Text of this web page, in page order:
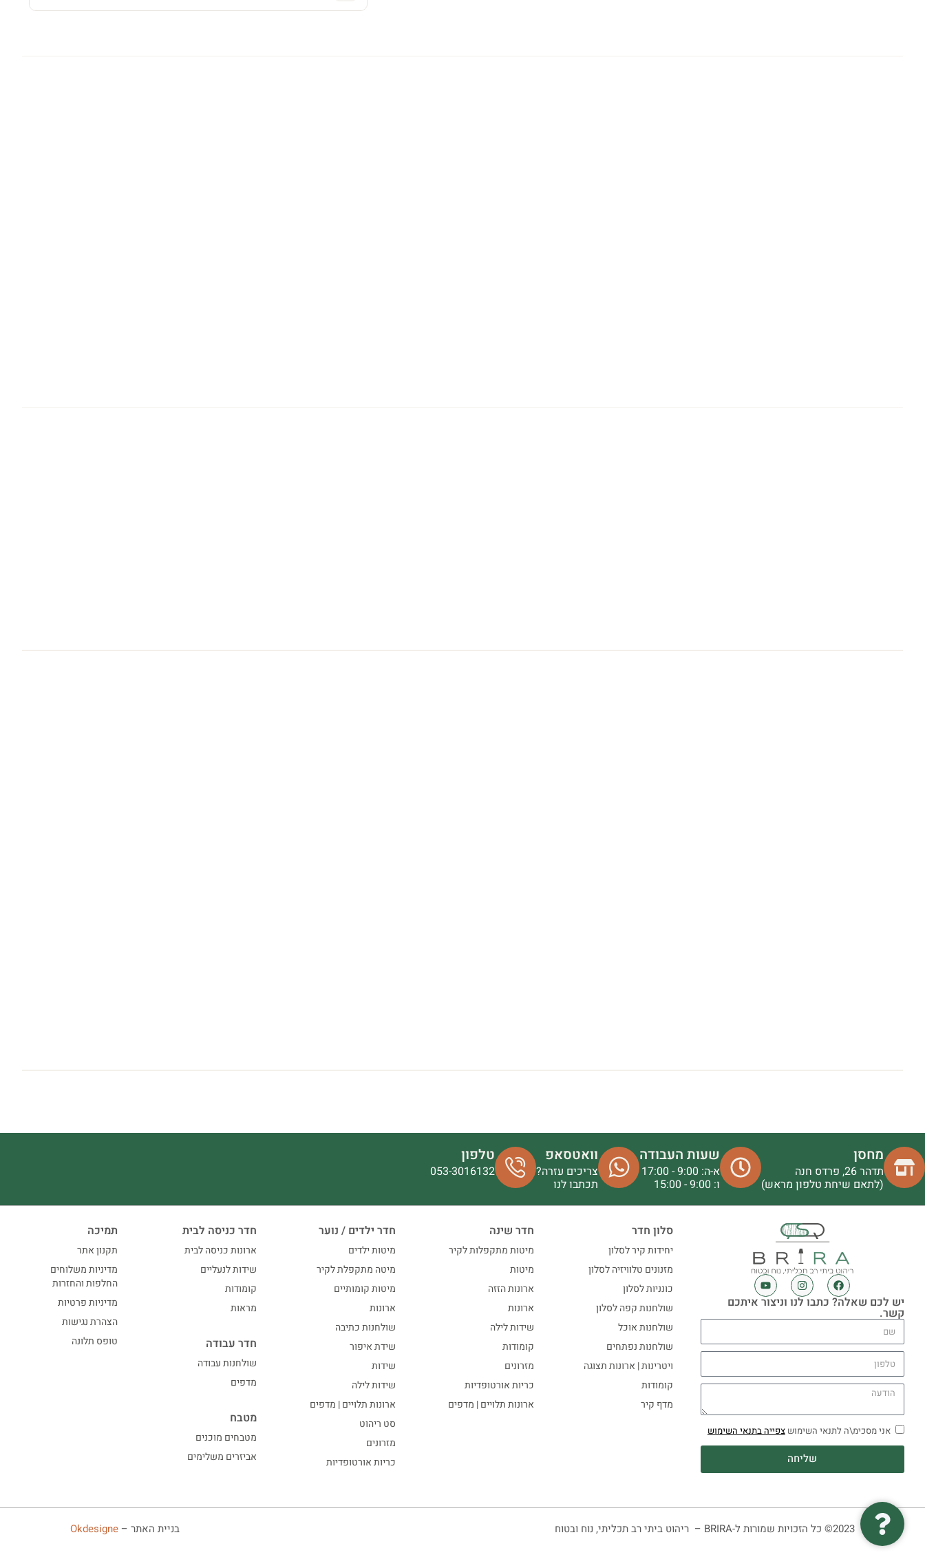
מחסן
תדהר 26, פרדס חנה
(לתאם שיחת טלפון מראש)
שעות העבודה
א-ה: 9:00 - 17:00
ו: 9:00 - 15:00
וואטסאפ
צריכים עזרה?
תכתבו לנו
טלפון
053-3016132
יש לכם שאלה? כתבו לנו וניצור איתכם
קשר.
אני מסכימ\ה לתנאי השימושצפייה בתנאי השימוש
שליחה
סלון חדר
יחידות קיר לסלון
מזנונים טלוויזיה לסלון
כונניות לסלון
שולחנות קפה לסלון
שולחנות אוכל
שולחנות נפתחים
ויטרינות | ארונות תצוגה
קומודות
מדף קיר
חדר שינה
מיטות מתקפלות לקיר
מיטות
ארונות הזזה
ארונות
שידות לילה
קומודות
מזרונים
כריות אורטופדיות
ארונות תלויים | מדפים
חדר ילדים / נוער
מיטות ילדים
מיטה מתקפלת לקיר
מיטות קומותיים
ארונות
שולחנות כתיבה
שידת איפור
שידות
שידות לילה
ארונות תלויים | מדפים
סט ריהוט
מזרונים
כריות אורטופדיות
חדר כניסה לבית
ארונות כניסה לבית
שידות לנעליים
קומודות
מראות
חדר עבודה
שולחנות עבודה
מדפים
מטבח
מטבחים מוכנים
אביזרים משלימים
תמיכה
תקנון אתר
מדיניות משלוחים
החלפות והחזרות
מדיניות פרטיות
הצהרת נגישות
טופס תלונה
2023© כל הזכויות שמורות ל-BRIRA – ריהוט ביתי רב תכליתי, נוח ובטוח בניית האתר – Okdesigne